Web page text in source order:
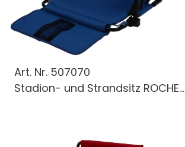
Art. Nr. 507070
Stadion- und Strandsitz ROCHE...